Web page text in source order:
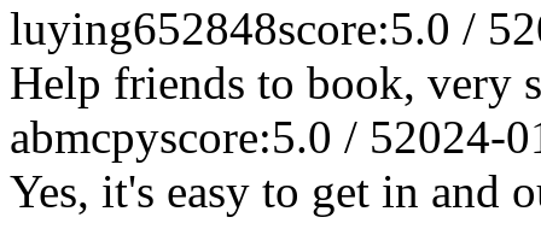
luying652848score:5.0 / 5
Help friends to book, very
abmcpyscore:5.0 / 52024-
Yes, it's easy to get in and